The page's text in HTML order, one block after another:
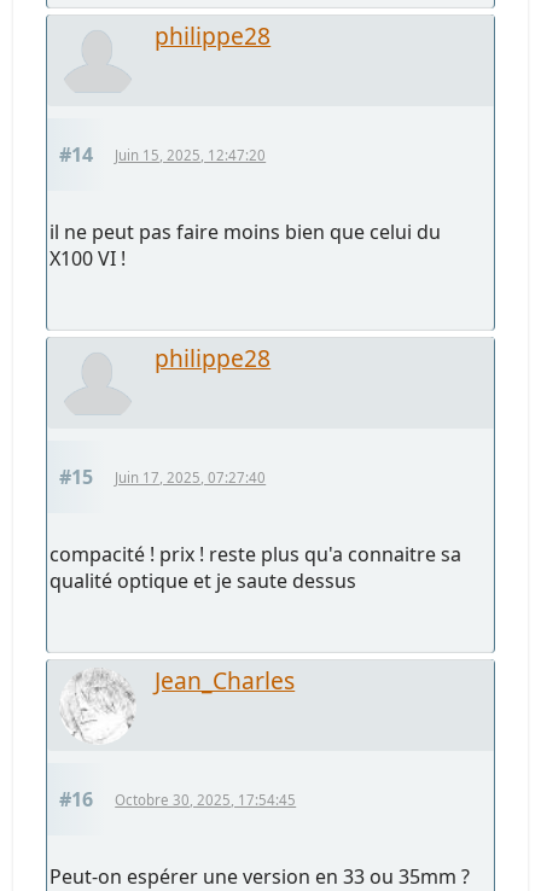
philippe28
#14 Juin 15, 2025, 12:47:20
il ne peut pas faire moins bien que celui du
X100 VI !
philippe28
#15 Juin 17, 2025, 07:27:40
compacité ! prix ! reste plus qu'a connaitre sa
qualité optique et je saute dessus
Jean_Charles
#16 Octobre 30, 2025, 17:54:45
Peut-on espérer une version en 33 ou 35mm ?